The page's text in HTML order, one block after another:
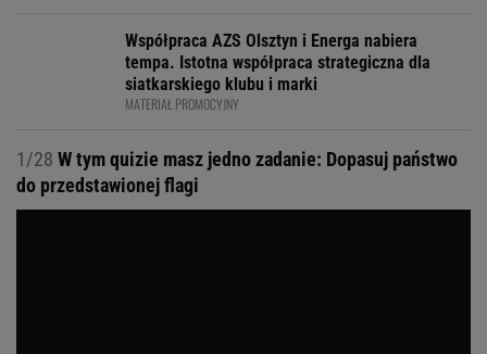
Współpraca AZS Olsztyn i Energa nabiera
tempa. Istotna współpraca strategiczna dla
siatkarskiego klubu i marki
MATERIAŁ PROMOCYJNY
1/28 W tym quizie masz jedno zadanie: Dopasuj państwo
do przedstawionej flagi